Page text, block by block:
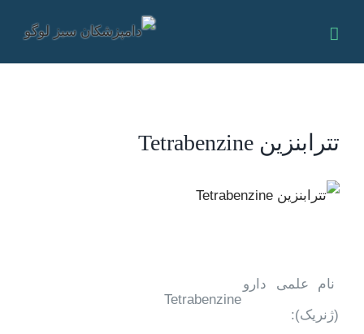
تترابنزین Tetrabenzine
View
نام علمی دارو
(ژنریک):
Tetrabenzine